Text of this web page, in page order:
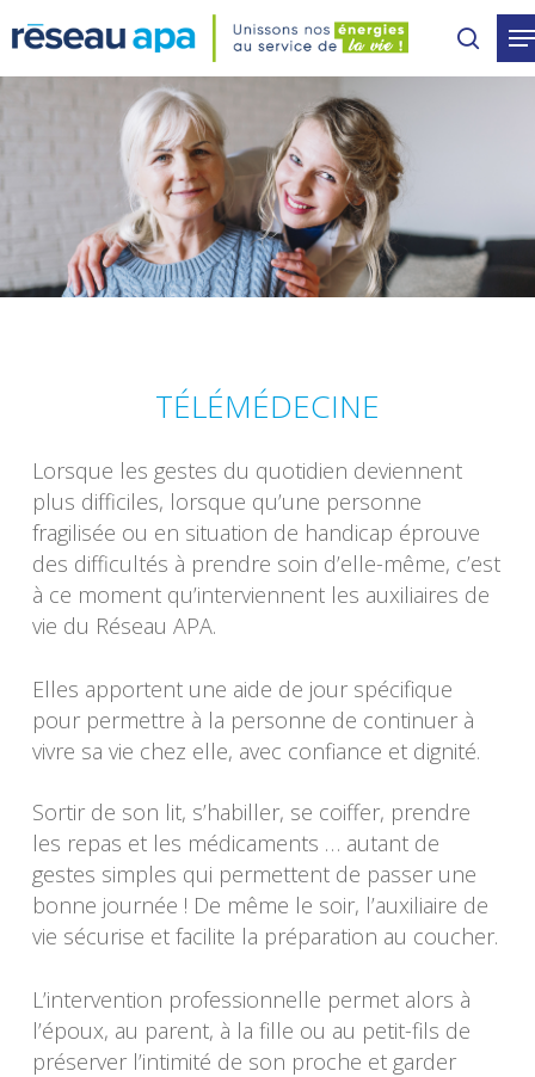
to
main
content
TÉLÉMÉDECINE
Lorsque les gestes du quotidien deviennent
plus difficiles, lorsque qu’une personne
fragilisée ou en situation de handicap éprouve
des difficultés à prendre soin d’elle-même, c’est
à ce moment qu’interviennent les auxiliaires de
vie du Réseau APA.
Elles apportent une aide de jour spécifique
pour permettre à la personne de continuer à
vivre sa vie chez elle, avec confiance et dignité.
Sortir de son lit, s’habiller, se coiffer, prendre
les repas et les médicaments … autant de
gestes simples qui permettent de passer une
bonne journée ! De même le soir, l’auxiliaire de
vie sécurise et facilite la préparation au coucher.
L’intervention professionnelle permet alors à
l’époux, au parent, à la fille ou au petit-fils de
préserver l’intimité de son proche et garder